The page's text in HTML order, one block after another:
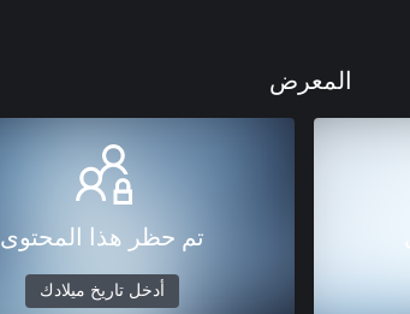
المعرض
تم حظر هذا المحتوى
أدخل تاريخ ميلادك